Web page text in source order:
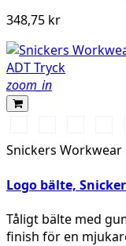
348,75 kr
zoom_in
Snickers Workwear
Logo bälte,
Tåligt bälte med
finish för en